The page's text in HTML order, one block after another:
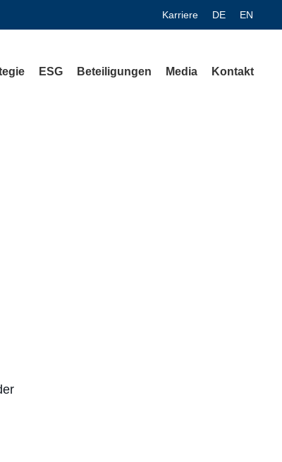
Karriere DE EN
ESG Beteiligungen Media Kontakt